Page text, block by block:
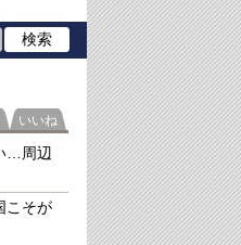
いいね
…周辺
こそが